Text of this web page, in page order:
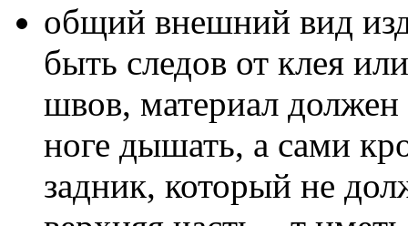
общий внешний вид
быть следов от клея
швов, материал
ноге дышать, а сами
задник, который не